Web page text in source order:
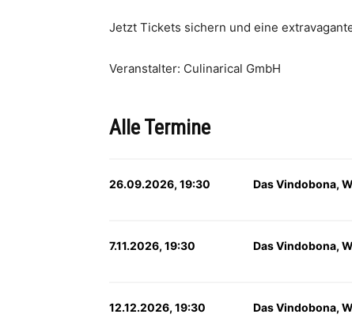
Jetzt Tickets sichern und eine
Veranstalter: Culinarical GmbH
Alle Termine
26.09.2026, 19:30 Das Vindobona,
7.11.2026, 19:30 Das Vindobona,
12.12.2026, 19:30 Das Vindobona,